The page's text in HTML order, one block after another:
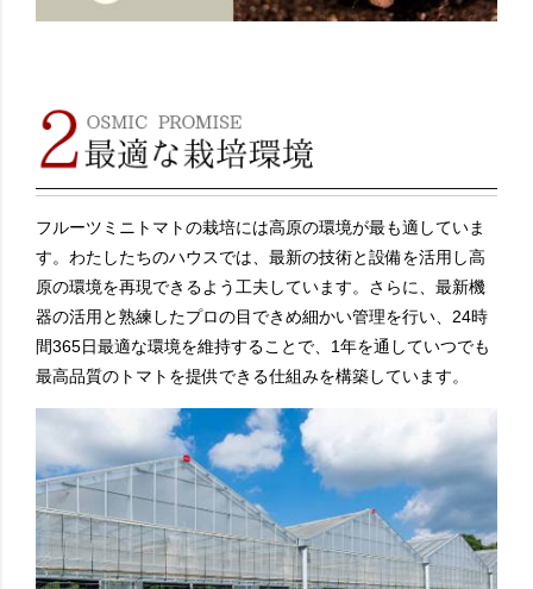
フルーツミニトマトの栽培には高原の環境が最も適していま
す。わたしたちのハウスでは、最新の技術と設備を活用し高
原の環境を再現できるよう工夫しています。さらに、最新機
器の活用と熟練したプロの目できめ細かい管理を行い、24時
間365日最適な環境を維持することで、1年を通していつでも
最高品質のトマトを提供できる仕組みを構築しています。